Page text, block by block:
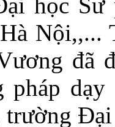
đã
pháp
trường